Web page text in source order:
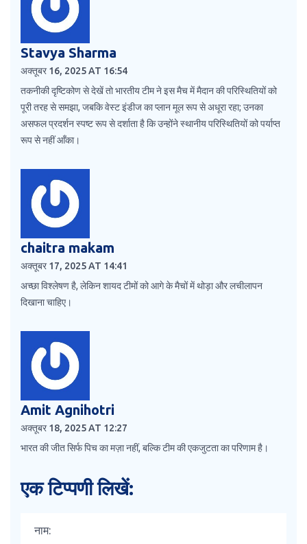
Stavya Sharma
अक्तूबर 16, 2025 AT 16:54
तकनीकी दृष्टिकोण से देखें तो भारतीय टीम ने इस मैच में मैदान की परिस्थितियों को
पूरी तरह से समझा, जबकि वेस्ट इंडीज का प्लान मूल रूप से अधूरा रहा; उनका
असफल प्रदर्शन स्पष्ट रूप से दर्शाता है कि उन्होंने स्थानीय परिस्थितियों को पर्याप्त
रूप से नहीं आँका।
chaitra makam
अक्तूबर 17, 2025 AT 14:41
अच्छा विश्लेषण है, लेकिन शायद टीमों को आगे के मैचों में थोड़ा और लचीलापन
दिखाना चाहिए।
Amit Agnihotri
अक्तूबर 18, 2025 AT 12:27
भारत की जीत सिर्फ पिच का मज़ा नहीं, बल्कि टीम की एकजुटता का परिणाम है।
एक टिप्पणी लिखें: